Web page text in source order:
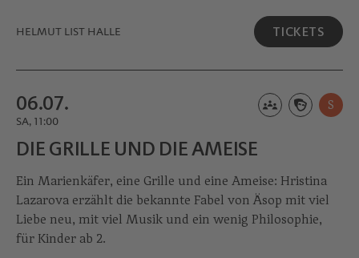
HELMUT LIST HALLE TICKETS
06.07.
SA, 11:00
S
DIE GRILLE UND DIE AMEISE
Ein Marienkäfer, eine Grille und eine Ameise: Hristina
Lazarova erzählt die bekannte Fabel von Äsop mit viel
Liebe neu, mit viel Musik und ein wenig Philosophie,
für Kinder ab 2.